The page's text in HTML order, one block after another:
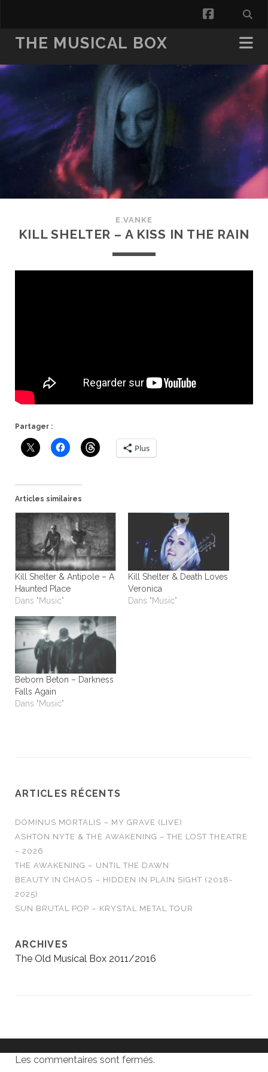
facebook
THE MUSICAL BOX
E.VANKE
KILL SHELTER – A KISS IN THE RAIN
Partager :
Plus
Articles similaires
Kill Shelter & Antipole – A
Haunted Place
Dans "Music"
Kill Shelter & Death Loves
Veronica
Dans "Music"
Beborn Beton – Darkness
Falls Again
Dans "Music"
ARTICLES RÉCENTS
DOMINUS MORTALIS – MY GRAVE (LIVE)
ASHTON NYTE & THE AWAKENING – THE LOST THEATRE
– 2026
THE AWAKENING – UNTIL THE DAWN
BEAUTY IN CHAOS – HIDDEN IN PLAIN SIGHT (2018-
2025)
SUN BRUTAL POP – KRYSTAL METAL TOUR
ARCHIVES
The Old Musical Box 2011/2016
Les commentaires sont fermés.